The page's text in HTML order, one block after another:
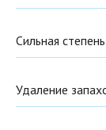
Сильная
Удаление